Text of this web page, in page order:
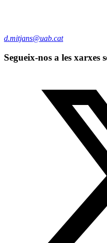
d.mitjans@uab.cat
Segueix-nos a les xarxes